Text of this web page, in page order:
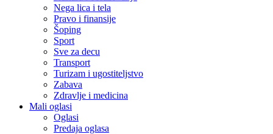
Nega lica i tela
Pravo i finansije
Šoping
Sport
Sve za decu
Transport
Turizam i ugostiteljstvo
Zabava
Zdravlje i medicina
Mali oglasi
Oglasi
Predaja oglasa